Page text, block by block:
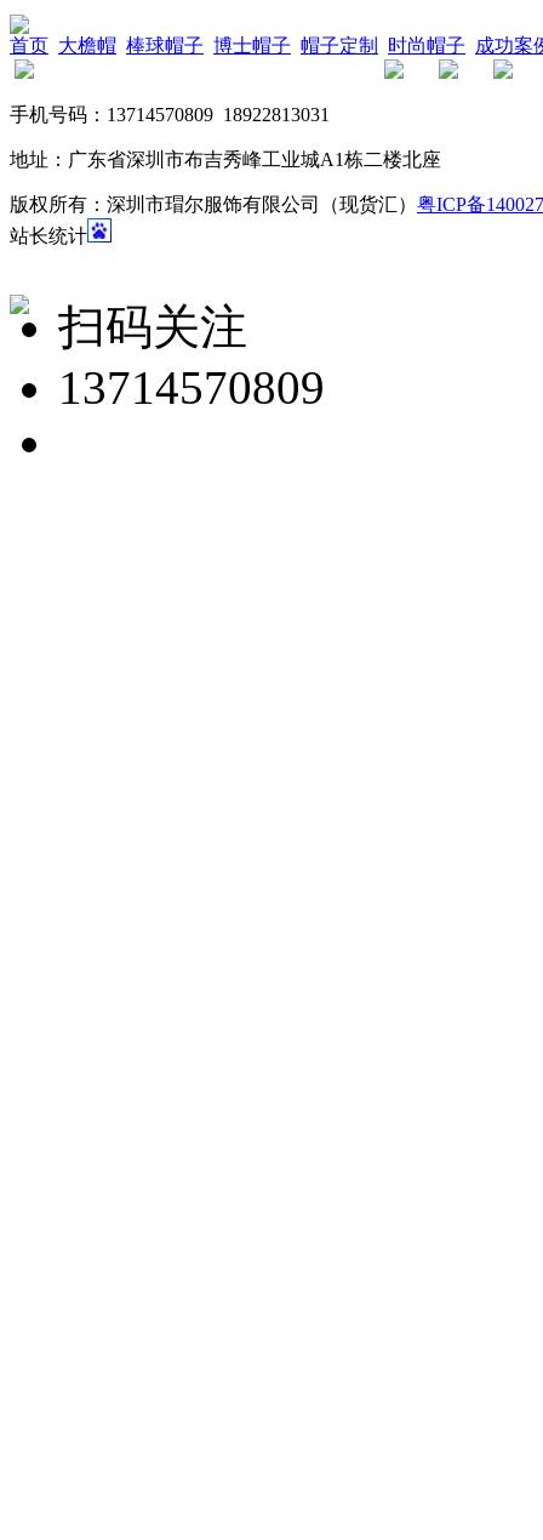
首页 大檐帽 棒球帽子 博士帽子 帽子定制 时尚帽子 成功案
手机号码：13714570809 18922813031
地址：广东省深圳市布吉秀峰工业城A1栋二楼北座
版权所有：深圳市瑁尔服饰有限公司（现货汇） 粤ICP备
站长统计
扫码关注
13714570809